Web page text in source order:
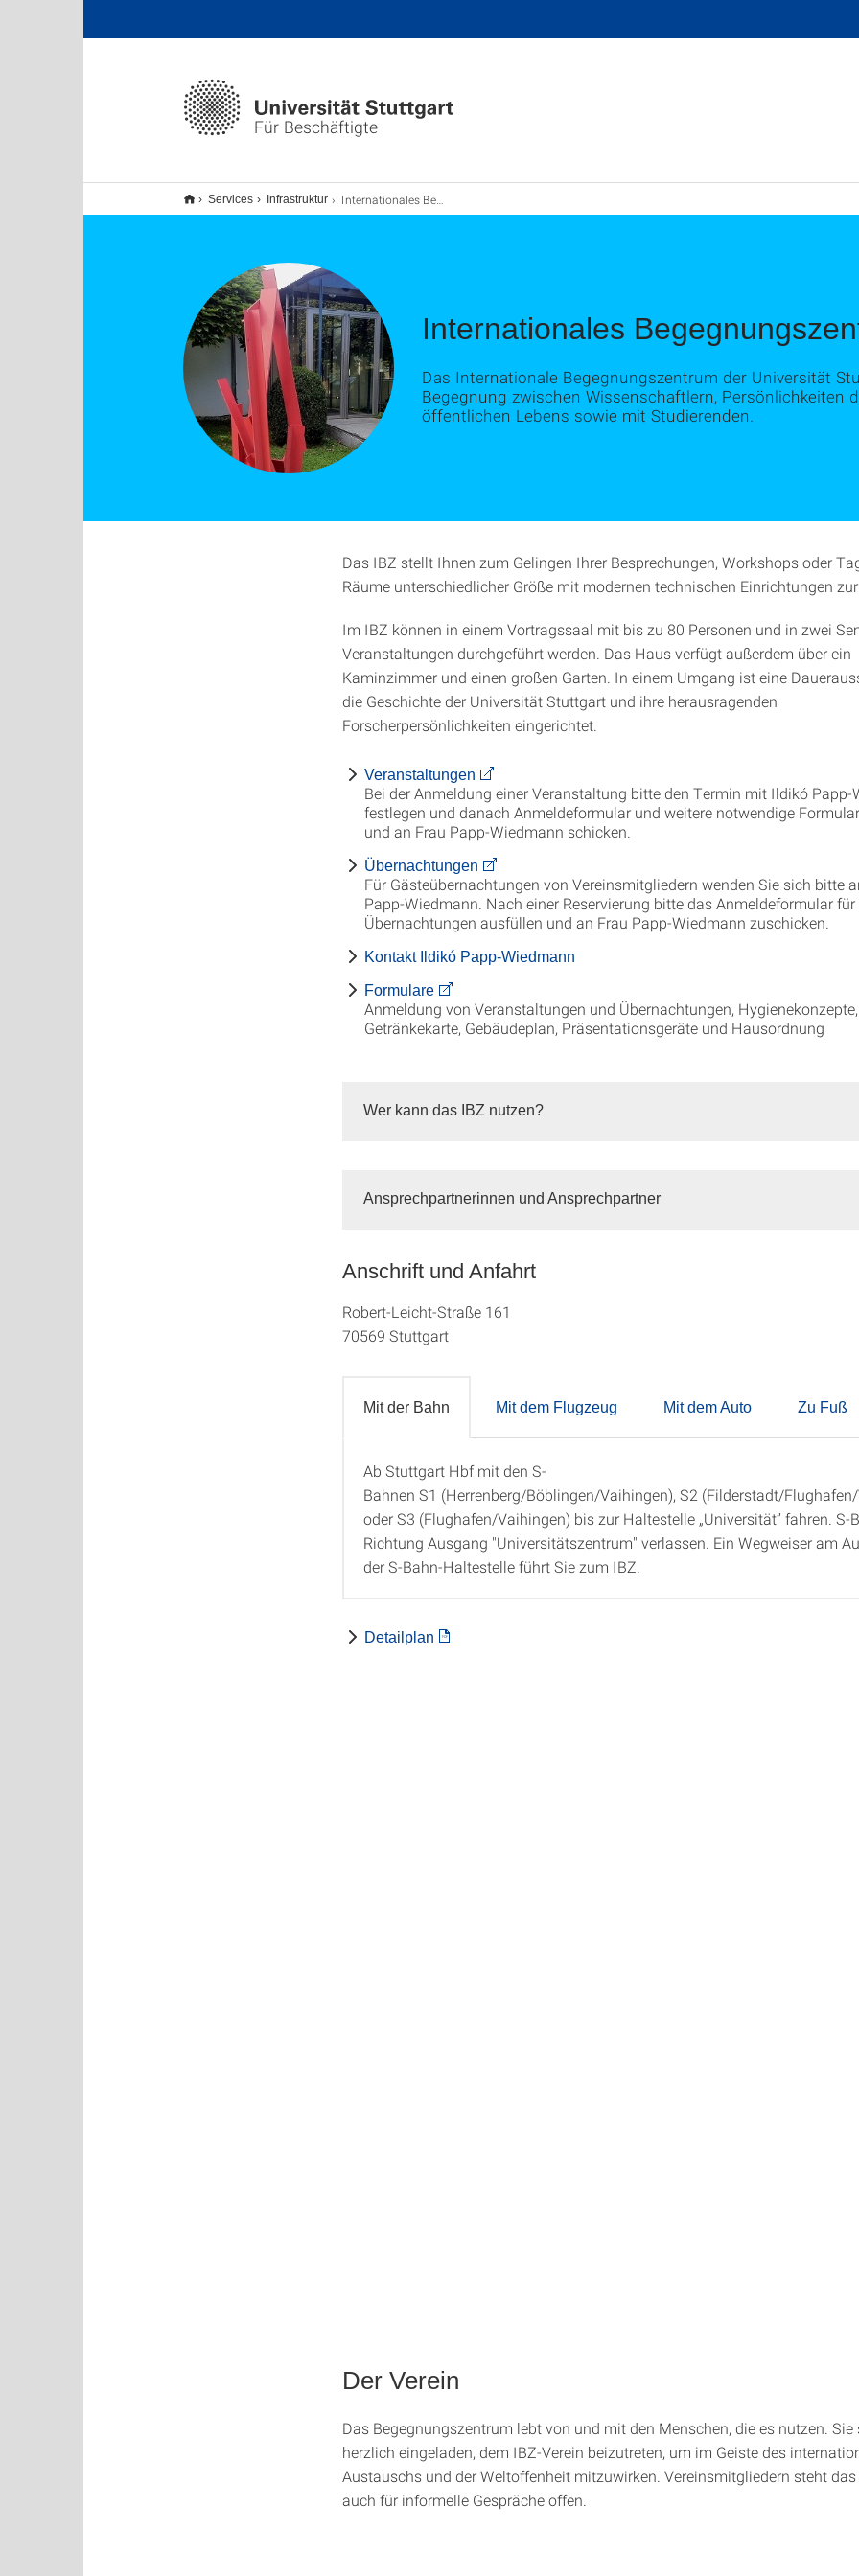
Für Beschäftigte
Services Infrastruktur Internationales Begegnungszentrum
Internationales
Das Internationale Begegnungszentrum der Universität
Begegnung zwischen Wissenschaftlern, Persönlichkeiten
öffentlichen Lebens sowie mit Studierenden.
Das IBZ stellt Ihnen zum Gelingen Ihrer Besprechungen, Workshops oder
Räume unterschiedlicher Größe mit modernen technischen Einrichtungen zur
Im IBZ können in einem Vortragssaal mit bis zu 80 Personen und in zwei
Veranstaltungen durchgeführt werden. Das Haus verfügt außerdem über ein
Kaminzimmer und einen großen Garten. In einem Umgang ist eine
die Geschichte der Universität Stuttgart und ihre herausragenden
Forscherpersönlichkeiten eingerichtet.
Veranstaltungen
Bei der Anmeldung einer Veranstaltung bitte den Termin mit Ildikó Papp-
festlegen und danach Anmeldeformular und weitere notwendige
und an Frau Papp-Wiedmann schicken.
Übernachtungen
Für Gästeübernachtungen von Vereinsmitgliedern wenden Sie sich bitte
Papp-Wiedmann. Nach einer Reservierung bitte das Anmeldeformular für
Übernachtungen ausfüllen und an Frau Papp-Wiedmann zuschicken.
Kontakt Ildikó Papp-Wiedmann
Formulare
Anmeldung von Veranstaltungen und Übernachtungen, Hygienekonzepte,
Getränkekarte, Gebäudeplan, Präsentationsgeräte und Hausordnung
Wer kann das IBZ nutzen?
Ansprechpartnerinnen und Ansprechpartner
Anschrift und Anfahrt
Robert-Leicht-Straße 161
70569 Stuttgart
Mit der Bahn Mit dem Flugzeug Mit dem Auto Zu Fuß
Mit der Bahn
Ab Stuttgart Hbf mit den S-
Bahnen S1 (Herrenberg/Böblingen/Vaihingen), S2 (Filderstadt/
oder S3 (Flughafen/Vaihingen) bis zur Haltestelle „Universität” fahren. S-
Richtung Ausgang "Universitätszentrum" verlassen. Ein Wegweiser am
der S-Bahn-Haltestelle führt Sie zum IBZ.
Detailplan
Der Verein
Das Begegnungszentrum lebt von und mit den Menschen, die es nutzen. Sie
herzlich eingeladen, dem IBZ-Verein beizutreten, um im Geiste des
Austauschs und der Weltoffenheit mitzuwirken. Vereinsmitgliedern steht
auch für informelle Gespräche offen.